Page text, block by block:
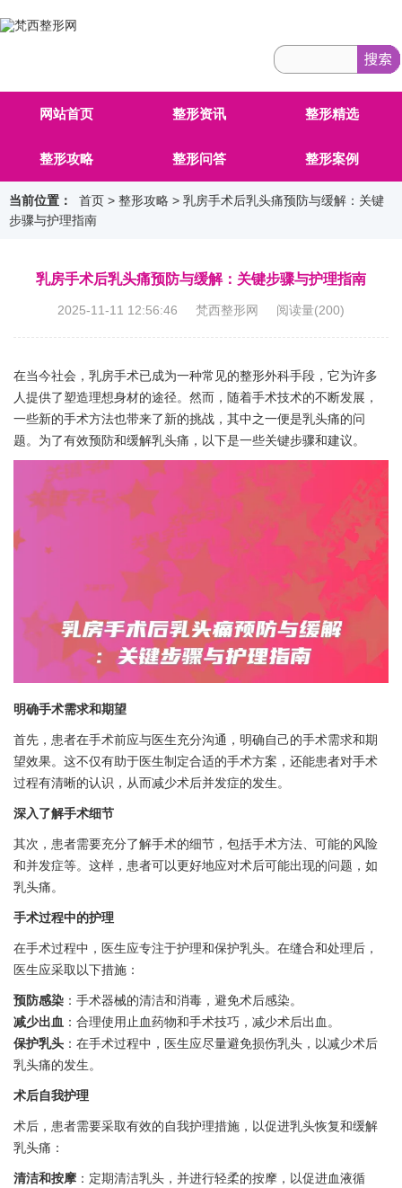
网站首页 整形资讯 整形精选
整形攻略 整形问答 整形案例
当前位置： 首页 > 整形攻略 > 乳房手术后乳头痛预防与缓解：关键
步骤与护理指南
乳房手术后乳头痛预防与缓解：关键步骤与护理指南
2025-11-11 12:56:46 梵西整形网 阅读量(200)
在当今社会，乳房手术已成为一种常见的整形外科手段，它为许多
人提供了塑造理想身材的途径。然而，随着手术技术的不断发展，
一些新的手术方法也带来了新的挑战，其中之一便是乳头痛的问
题。为了有效预防和缓解乳头痛，以下是一些关键步骤和建议。
明确手术需求和期望
首先，患者在手术前应与医生充分沟通，明确自己的手术需求和期
望效果。这不仅有助于医生制定合适的手术方案，还能患者对手术
过程有清晰的认识，从而减少术后并发症的发生。
深入了解手术细节
其次，患者需要充分了解手术的细节，包括手术方法、可能的风险
和并发症等。这样，患者可以更好地应对术后可能出现的问题，如
乳头痛。
手术过程中的护理
在手术过程中，医生应专注于护理和保护乳头。在缝合和处理后，
医生应采取以下措施：
预防感染 ：手术器械的清洁和消毒，避免术后感染。
减少出血 ：合理使用止血药物和手术技巧，减少术后出血。
保护乳头 ：在手术过程中，医生应尽量避免损伤乳头，以减少术后
乳头痛的发生。
术后自我护理
术后，患者需要采取有效的自我护理措施，以促进乳头恢复和缓解
乳头痛：
清洁和按摩 ：定期清洁乳头，并进行轻柔的按摩，以促进血液循